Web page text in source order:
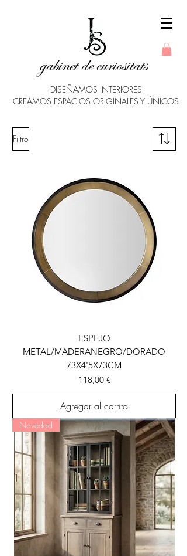
gabinet de curiositats
DISEÑAMOS INTERIORES
CREAMOS ESPACIOS ORIGINALES Y ÚNICOS
Filtro
ESPEJO
METAL/MADERANEGRO/DORADO
73X4'5X73CM
Precio
118,00 €
Agregar al carrito
Novedad